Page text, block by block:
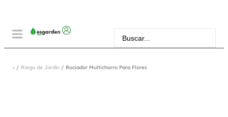
< / Riego de Jardín / Rociador Multichorro Para Flores